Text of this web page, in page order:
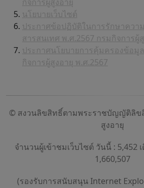
นโยบายเว็บไซต์
ประกาศข้อปฏิบัติในการรักษาคว
สารสนเทศ พ.ศ.2567 กรมกิจการผู้
ประกาศนโยบายการคุ้มครองข้อมู
กิจการผู้สูงอายุ พ.ศ.2567
© สงวนลิขสิทธิ์ตามพระราชบัญญัติลิข
สูงอายุ
จำนวนผู้เข้าชมเว็บไซต์ วันนี้ : 5,452
1,660,507
(รองรับการสนับสนุน Internet